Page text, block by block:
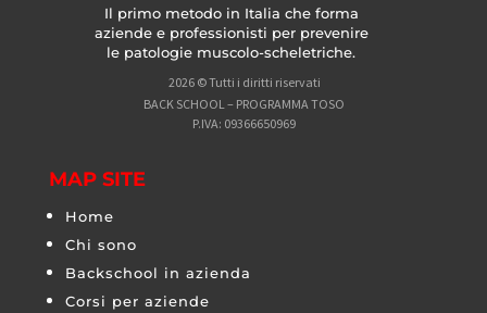
Il primo metodo in Italia che forma
aziende e professionisti per prevenire
le patologie muscolo-scheletriche.
2026 © Tutti i diritti riservati
BACK SCHOOL – PROGRAMMA TOSO
P.IVA: 09366650969
MAP SITE
Home
Chi sono
Backschool in azienda
Corsi per aziende